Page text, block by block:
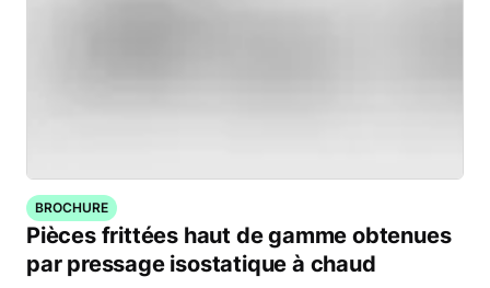
BROCHURE
Pièces frittées haut de gamme obtenues
par pressage isostatique à chaud